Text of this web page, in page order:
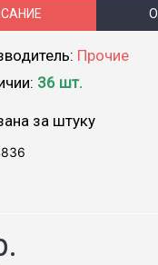
Прочие
36 шт.
за штуку